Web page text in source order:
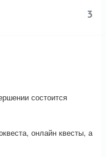
3
состоится
онлайн квесты, а